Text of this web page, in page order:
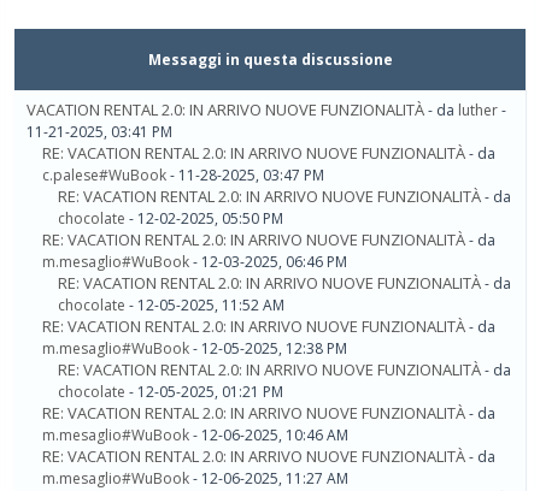
Messaggi in questa discussione
VACATION RENTAL 2.0: IN ARRIVO NUOVE FUNZIONALITÀ- da luther-
11-21-2025, 03:41 PM
RE: VACATION RENTAL 2.0: IN ARRIVO NUOVE FUNZIONALITÀ- da
c.palese#WuBook- 11-28-2025, 03:47 PM
RE: VACATION RENTAL 2.0: IN ARRIVO NUOVE FUNZIONALITÀ- da
chocolate - 12-02-2025, 05:50 PM
RE: VACATION RENTAL 2.0: IN ARRIVO NUOVE FUNZIONALITÀ- da
m.mesaglio#WuBook- 12-03-2025, 06:46 PM
RE: VACATION RENTAL 2.0: IN ARRIVO NUOVE FUNZIONALITÀ- da
chocolate - 12-05-2025, 11:52 AM
RE: VACATION RENTAL 2.0: IN ARRIVO NUOVE FUNZIONALITÀ- da
m.mesaglio#WuBook- 12-05-2025, 12:38 PM
RE: VACATION RENTAL 2.0: IN ARRIVO NUOVE FUNZIONALITÀ- da
chocolate - 12-05-2025, 01:21 PM
RE: VACATION RENTAL 2.0: IN ARRIVO NUOVE FUNZIONALITÀ- da
m.mesaglio#WuBook- 12-06-2025, 10:46 AM
RE: VACATION RENTAL 2.0: IN ARRIVO NUOVE FUNZIONALITÀ- da
m.mesaglio#WuBook- 12-06-2025, 11:27 AM